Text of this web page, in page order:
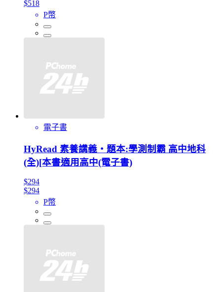
$518
P幣
電子書
HyRead 素養講義‧題本:學測制霸 高中地科
(全)[本書適用高中(電子書)
$294
$294
P幣